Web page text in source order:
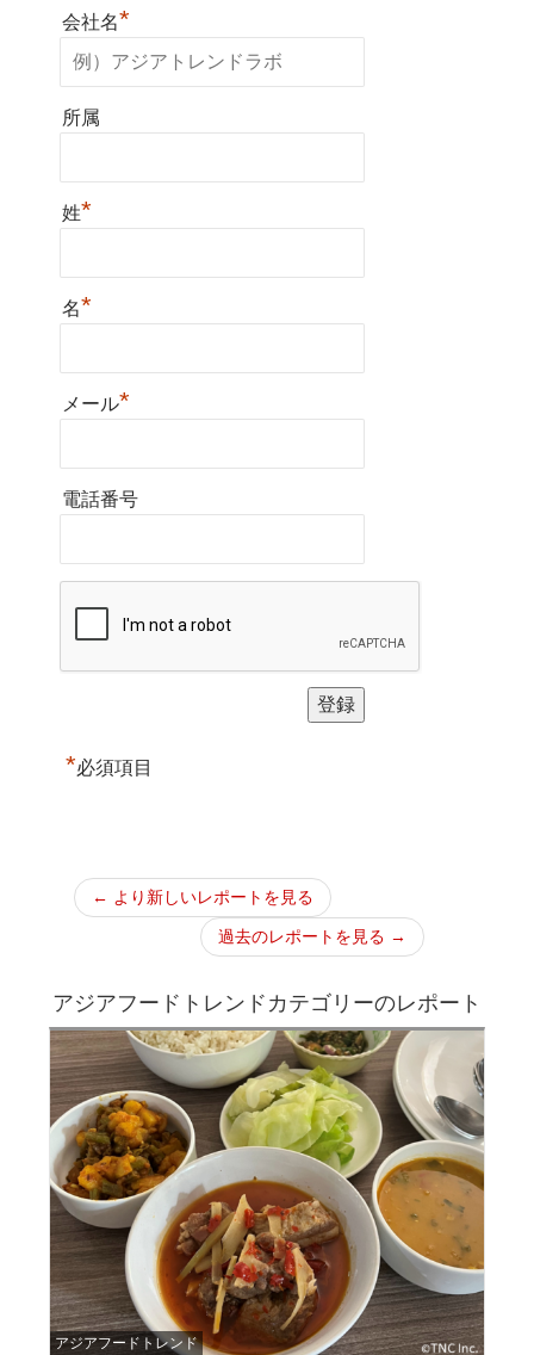
会社名*
所属
姓*
名*
メール*
電話番号
*必須項目
← より新しいレポートを見る
過去のレポートを見る →
アジアフードトレンドカテゴリーのレポート
アジアフードトレンド